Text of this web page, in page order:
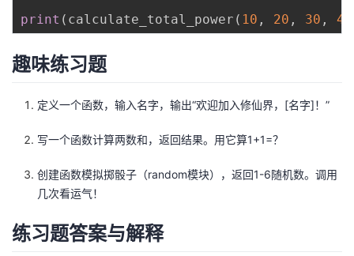
print ( calculate_total_power ( 10 , 20 , 30 , 40
趣味练习题
定义一个函数，输入名字，输出“欢迎加入修仙界，[名字]！”
写一个函数计算两数和，返回结果。用它算1+1=？
创建函数模拟掷骰子（random模块），返回1-6随机数。调用
几次看运气！
练习题答案与解释